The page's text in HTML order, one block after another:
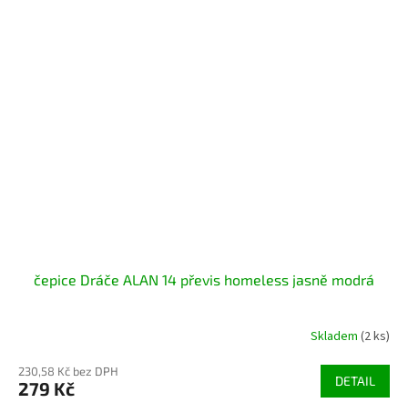
čepice Dráče ALAN 14 převis homeless jasně modrá
Skladem (2 ks)
230,58 Kč bez DPH
279 Kč DETAIL